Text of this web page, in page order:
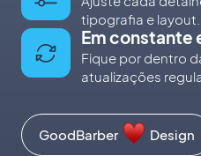
tipografia e layout.
Em constante
Fique por dentro
atualizações
GoodBarber Design